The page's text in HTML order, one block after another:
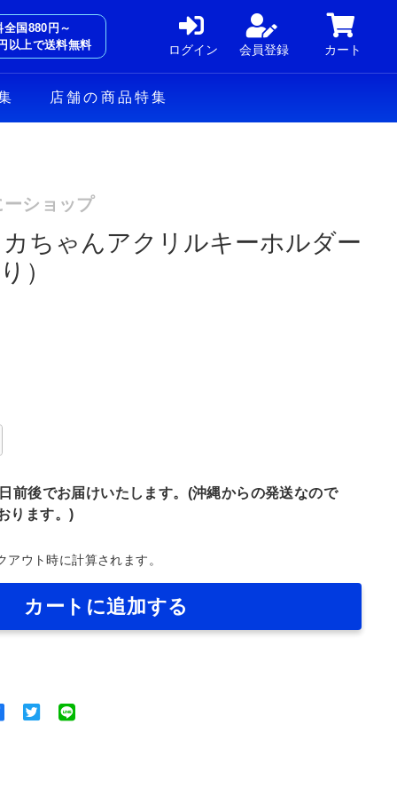
全国880円～
以上で送料無料
ログイン 会員登録 カート
店舗の商品特集
ショップ
ちゃんアクリルキーホルダー
）
前後でお届けいたします。(沖縄からの発送なので
ります。)
アウト時に計算されます。
カートに追加する
Facebook
Twitter